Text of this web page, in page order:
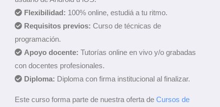
Flexibilidad: 100% online, estudiá a tu ritmo.
Requisitos previos: Curso de técnicas de
programación.
Apoyo docente: Tutorías online en vivo y/o grabadas
con docentes profesionales.
Diploma: Diploma con firma institucional al finalizar.
Este curso forma parte de nuestra oferta de Cursos de